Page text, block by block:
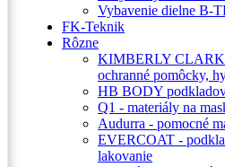
Vybavenie dielne B-
FK-Teknik
Rôzne
KIMBERLY CLARK
ochranné pomôcky,
HB BODY
Q1 - materiály na
Audurra - pomocné
EVERCOAT -
lakovanie